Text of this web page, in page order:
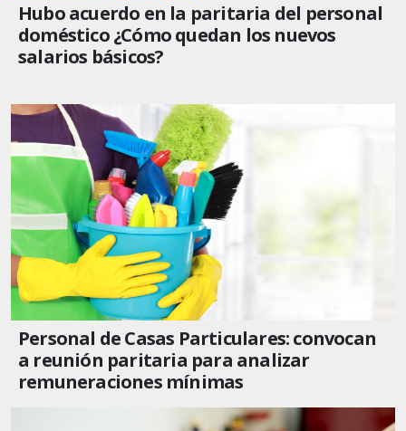
Hubo acuerdo en la paritaria del personal
doméstico ¿Cómo quedan los nuevos
salarios básicos?
Personal de Casas Particulares: convocan
a reunión paritaria para analizar
remuneraciones mínimas